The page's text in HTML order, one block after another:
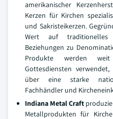
amerikanischer
Kerzen für Kirchen
und Sakristeikerzen.
Wert auf traditionelles
Beziehungen zu
Produkte werden
Gottesdiensten
über eine starke
Fachhändler und
Indiana Metal Craft
Metallprodukten für